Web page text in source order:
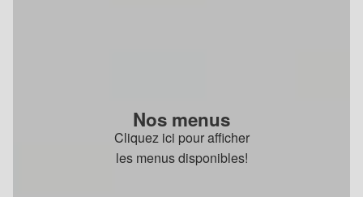
Nos menus
Cliquez ici pour afficher
les menus disponibles!